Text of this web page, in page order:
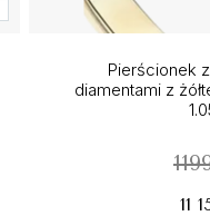
Pierścionek
diamentami z
11